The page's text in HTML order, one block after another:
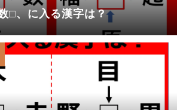
□、に入る漢字は？